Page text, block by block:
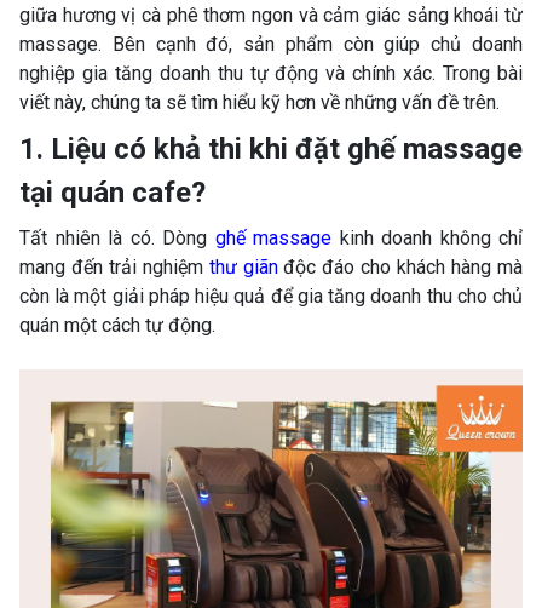
giữa hương vị cà phê thơm ngon và cảm giác sảng khoái từ
massage. Bên cạnh đó, sản phẩm còn giúp chủ doanh
nghiệp gia tăng doanh thu tự động và chính xác. Trong bài
viết này, chúng ta sẽ tìm hiểu kỹ hơn về những vấn đề trên.
1. Liệu có khả thi khi đặt ghế massage
tại quán cafe?
Tất nhiên là có. Dòng ghế massage kinh doanh không chỉ
mang đến trải nghiệm thư giãnđộc đáo cho khách hàng mà
còn là một giải pháp hiệu quả để gia tăng doanh thu cho chủ
quán một cách tự động.